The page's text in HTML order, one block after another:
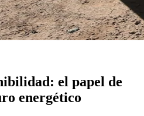
el papel de
energético